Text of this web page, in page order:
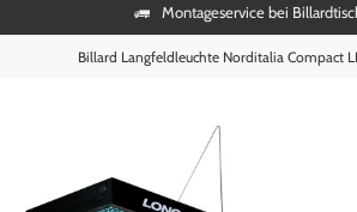
Montageservice bei
Billard Langfeldleuchte Norditalia Compact